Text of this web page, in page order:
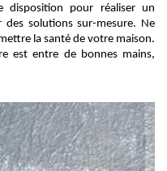
disposition pour réaliser un
solutions sur-mesure. Ne
la santé de votre maison.
est entre de bonnes mains,